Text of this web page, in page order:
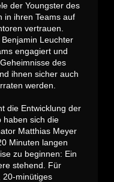
der Youngster des
in ihren Teams auf
vertrauen.
Leuchter
engagiert und
des
ihnen sicher auch
werden.
die Entwicklung der
haben sich die
Matthias Meyer
Minuten langen
zu beginnen: Ein
stehend. Für
20-minütiges